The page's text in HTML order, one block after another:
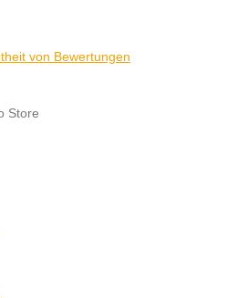
von Bewertungen
Store